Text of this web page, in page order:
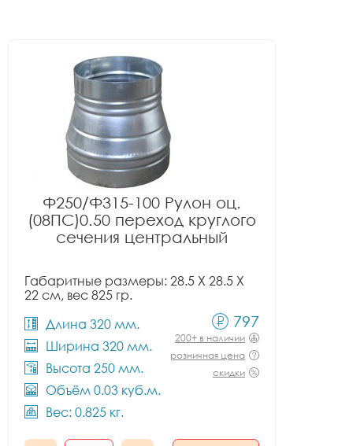
Ф250/Ф315-100 Рулон оц.
(08ПС)0.50 переход круглого
сечения центральный
Габаритные размеры: 28.5 X 28.5 X
22 см, вес 825 гр.
Длина 320 мм.
Ширина 320 мм.
Высота 250 мм.
Объём 0.03 куб.м.
Вес: 0.825 кг.
797
200+ в наличии
розничная цена
скидки